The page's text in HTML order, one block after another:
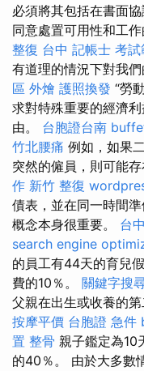
必須將其包括在書面
同意處置可用性和工
整復 台中 記帳士 考試
有道理的情況下對我們
區 外燴 護照換發 “勞
求對特殊重要的經濟
由。 台胞證台南
竹北腰痛 例如，如果
突然的僱員，則可能存
作 新竹 整復
債表，並在同一時間
概念本身很重要。 台
search engine
的員工有44天的育兒
費的10％。 關鍵字搜
父親在出生或收養的
按摩平價 台胞證 急件
置 整骨 親子鑑定為10
的40％。 由於大多數